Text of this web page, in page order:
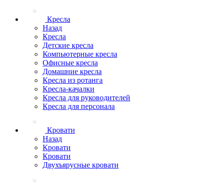
Кресла
Назад
Кресла
Детские кресла
Компьютерные кресла
Офисные кресла
Домашние кресла
Кресла из ротанга
Кресла-качалки
Кресла для руководителей
Кресла для персонала
Кровати
Назад
Кровати
Кровати
Двухъярусные кровати